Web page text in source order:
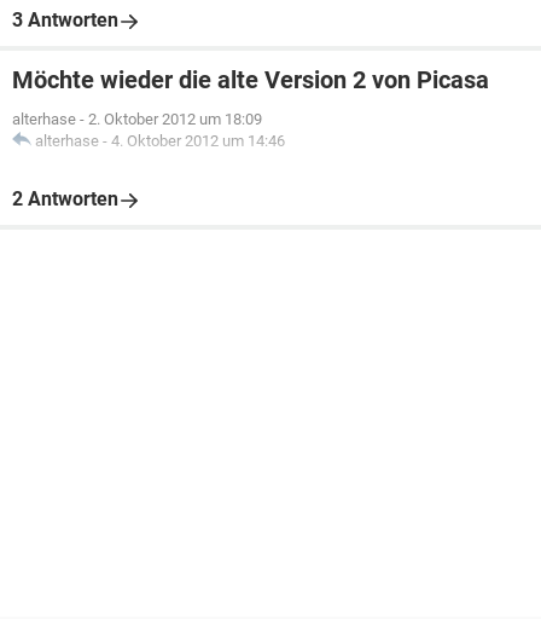
3 Antworten
Möchte wieder die alte Version 2 von Picasa
alterhase - 2. Oktober 2012 um 18:09
alterhase - 4. Oktober 2012 um 14:46
2 Antworten